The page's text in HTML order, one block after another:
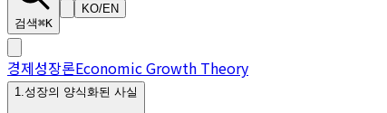
검색⌘K
KO/EN
경제성장론Economic Growth Theory
1 성장의 양식화된 사실